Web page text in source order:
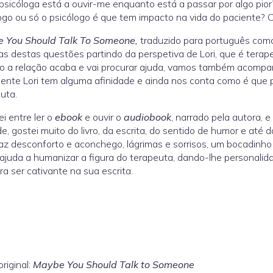
está a ouvir-me enquanto está a passar por algo
ou só o psicólogo é que tem impacto na vida do paciente?
You Should Talk To Someone, traduzido para português
destas questões partindo da perspetiva de Lori, que é
a relação acaba e vai procurar ajuda, vamos também
Lori tem alguma afinidade e ainda nos conta como é
entre ler o ebooke ouvir o audiobook, narrado pela autora,
gostei muito do livro, da escrita, do sentido de humor e até
desconforto e aconchego, lágrimas e sorrisos, um
a humanizar a figura do terapeuta, dando-lhe
ser cativante na sua escrita.
Maybe You Should Talk to Someone